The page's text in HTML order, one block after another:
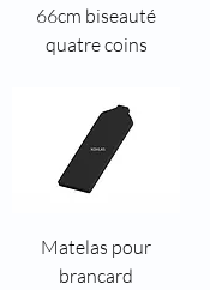
66cm biseauté
quatre coins
Matelas pour
brancard